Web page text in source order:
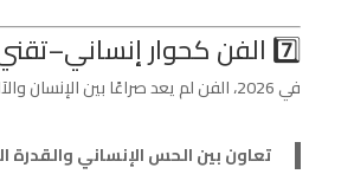
7️⃣ الفن كحوار إنساني–تقني
في 2026، الفن لم يعد صراعًا بين الإنسان والآلة، بل:
تعاون بين الحس الإنساني والقدرة